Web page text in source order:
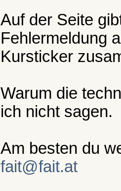
Auf der Seite
Fehlermeldung
Kursticker
Warum die
ich nicht sagen.
Am besten du
fait@fait.at